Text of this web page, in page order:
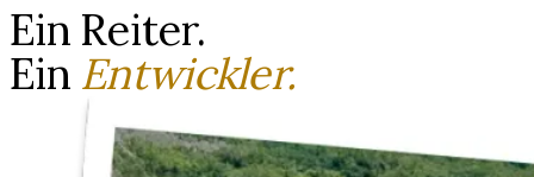
Ein Reiter.
Ein Entwickler.